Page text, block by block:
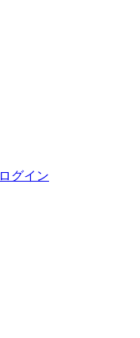
ログイン